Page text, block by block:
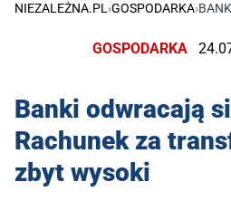
NIEZALEŻNA.PL ›GOSPODARKA›
GOSPODARKA
Banki odwracają
Rachunek za
zbyt wysoki